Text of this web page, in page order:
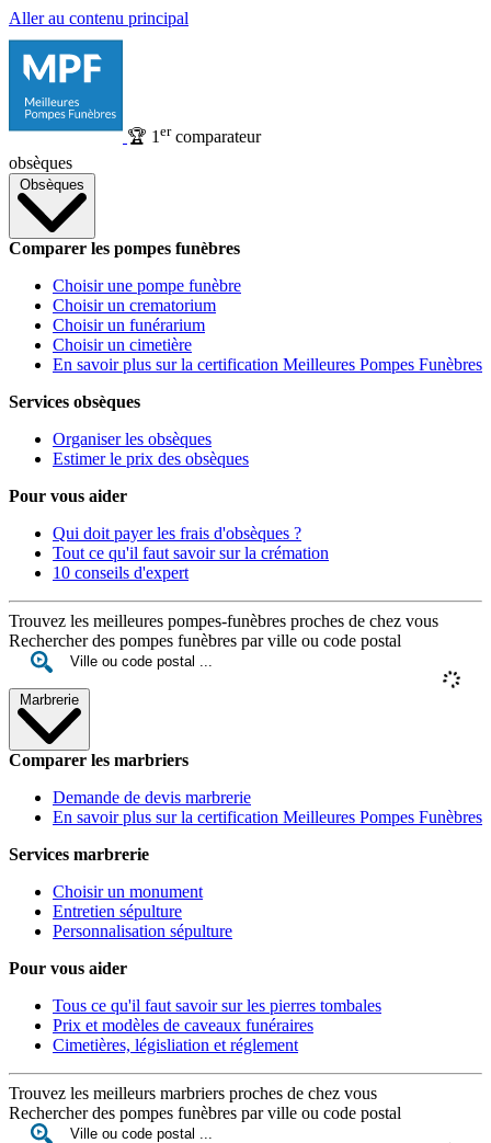
Aller au contenu principal
🏆 1 ercomparateur
obsèques
Obsèques
Comparer les pompes funèbres
Choisir une pompe funèbre
Choisir un crematorium
Choisir un funérarium
Choisir un cimetière
En savoir plus sur la certification Meilleures Pompes Funèbres
Services obsèques
Organiser les obsèques
Estimer le prix des obsèques
Pour vous aider
Qui doit payer les frais d'obsèques ?
Tout ce qu'il faut savoir sur la crémation
10 conseils d'expert
Trouvez les meilleures pompes-funèbres proches de chez vous
Rechercher des pompes funèbres par ville ou code postal
Marbrerie
Comparer les marbriers
Demande de devis marbrerie
En savoir plus sur la certification Meilleures Pompes Funèbres
Services marbrerie
Choisir un monument
Entretien sépulture
Personnalisation sépulture
Pour vous aider
Tous ce qu'il faut savoir sur les pierres tombales
Prix et modèles de caveaux funéraires
Cimetières, législiation et réglement
Trouvez les meilleurs marbriers proches de chez vous
Rechercher des pompes funèbres par ville ou code postal